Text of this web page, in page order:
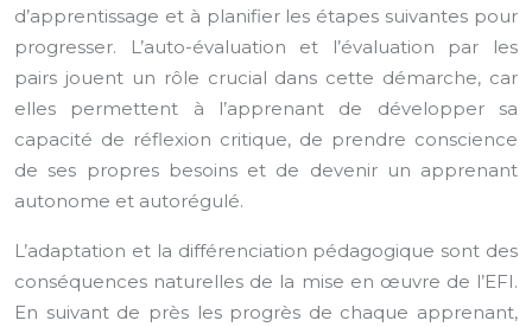
d’apprentissage et à planifier les étapes suivantes pour
progresser. L’auto-évaluation et l’évaluation par les
pairs jouent un rôle crucial dans cette démarche, car
elles permettent à l’apprenant de développer sa
capacité de réflexion critique, de prendre conscience
de ses propres besoins et de devenir un apprenant
autonome et autorégulé.
L’adaptation et la différenciation pédagogique sont des
conséquences naturelles de la mise en œuvre de l’EFI.
En suivant de près les progrès de chaque apprenant,